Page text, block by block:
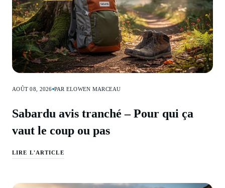
AOÛT 08, 2026 PAR ELOWEN MARCEAU
Sabardu avis tranché – Pour qui ça
vaut le coup ou pas
LIRE L'ARTICLE